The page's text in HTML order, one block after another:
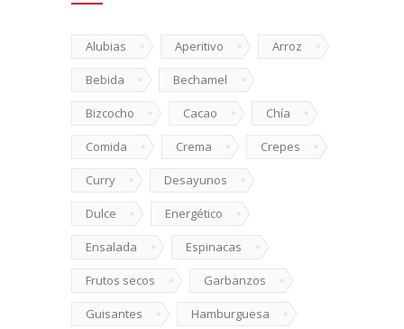
Alubias Aperitivo Arroz
Bebida Bechamel
Bizcocho Cacao Chía
Comida Crema Crepes
Curry Desayunos
Dulce Energético
Ensalada Espinacas
Frutos secos Garbanzos
Guisantes Hamburguesa